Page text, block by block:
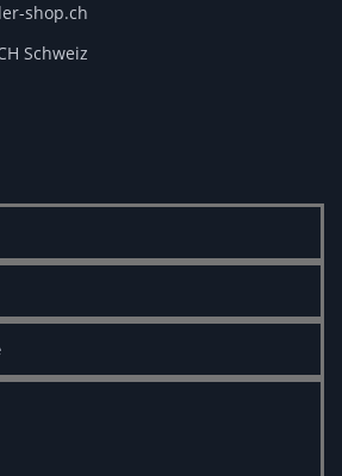
shop.ch
Schweiz